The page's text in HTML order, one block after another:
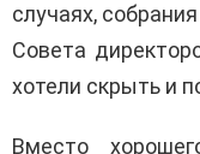
случаях,
Совета
хотели скрыть и
Вместо